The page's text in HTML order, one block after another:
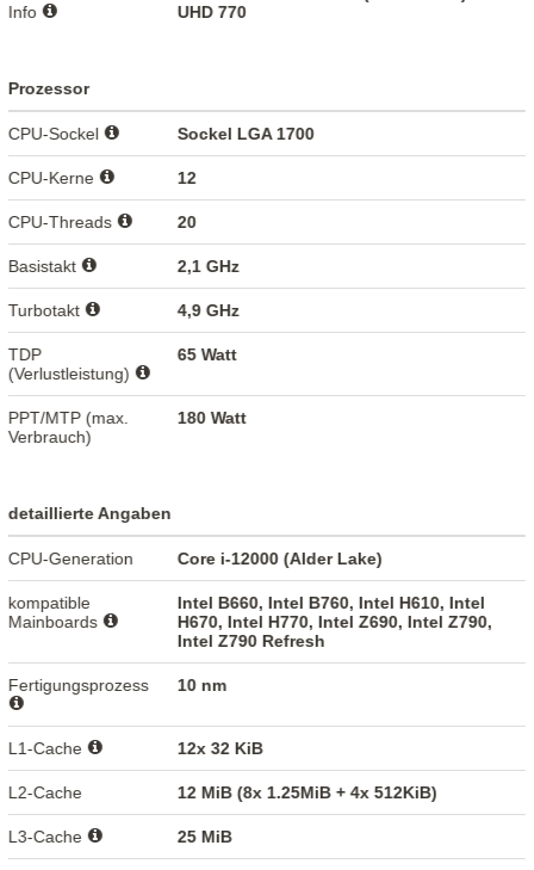
Info
UHD 770
Prozessor
CPU-Sockel Sockel LGA 1700
CPU-Kerne 12
CPU-Threads 20
Basistakt 2,1 GHz
Turbotakt 4,9 GHz
TDP
(Verlustleistung)
65 Watt
PPT/MTP (max.
Verbrauch)
180 Watt
detaillierte Angaben
CPU-Generation Core i-12000 (Alder Lake)
kompatible
Mainboards
Intel B660, Intel B760, Intel H610, Intel
H670, Intel H770, Intel Z690, Intel Z790,
Intel Z790 Refresh
Fertigungsprozess 10 nm
L1-Cache 12x 32 KiB
L2-Cache 12 MiB (8x 1.25MiB + 4x 512KiB)
L3-Cache 25 MiB